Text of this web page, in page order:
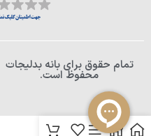
تمام حقوق برای بانه بدلیجات
محفوظ است.